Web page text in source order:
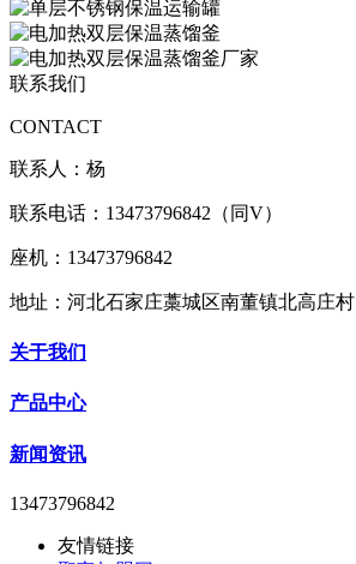
联系我们
CONTACT
联系人：杨
联系电话：13473796842（同V）
座机：13473796842
地址：河北石家庄藁城区南董镇北高庄村
关于我们
产品中心
新闻资讯
13473796842
友情链接